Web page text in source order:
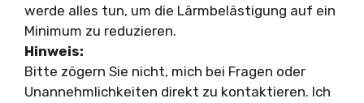
werde alles tun, um die Lärmbelästigung auf ein
Minimum zu reduzieren.
Hinweis:
Bitte zögern Sie nicht, mich bei Fragen oder
Unannehmlichkeiten direkt zu kontaktieren. Ich